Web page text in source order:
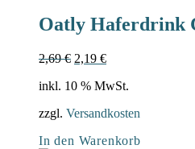
Oatly Haferdrink
2,69€ Ursprünglicher
war:
2,19 €Aktueller
ist:
inkl. 10 % MwSt.
zzgl. Versandkosten
In den Warenkorb